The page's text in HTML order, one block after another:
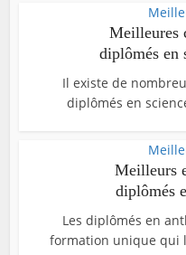
Meilleures
diplômés en
Il existe de
diplômés en
Meilleurs
diplômés
Les diplômés en
formation unique qui